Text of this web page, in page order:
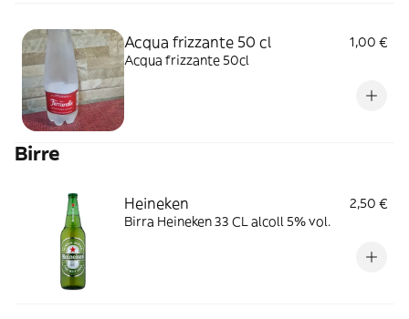
Acqua frizzante 50 cl
1,00 €
Acqua frizzante 50cl
Birre
Heineken
2,50 €
Birra Heineken 33 CL alcoll 5% vol.